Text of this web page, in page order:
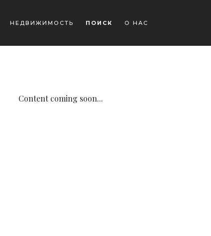
НЕДВИЖИМОСТЬ ПОИСК О НАС
Content coming soon...